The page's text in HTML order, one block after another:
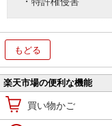
もどる
楽天市場の便利な機能
買い物かご